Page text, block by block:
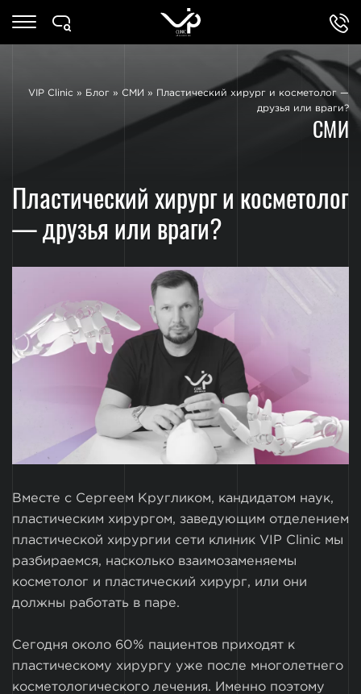
VIP Clinic » Блог » СМИ »
Пластический хирург и косметолог —
друзья или враги?
СМИ
Пластический хирург и косметолог
— друзья или враги?
Вместе с Сергеем Кругликом, кандидатом наук,
пластическим хирургом, заведующим отделением
пластической хирургии сети клиник VIP Clinic мы
разбираемся, насколько взаимозаменяемы
косметолог и пластический хирург, или они
должны работать в паре.
Сегодня около 60% пациентов приходят к
пластическому хирургу уже после многолетнего
косметологического лечения. Именно поэтому